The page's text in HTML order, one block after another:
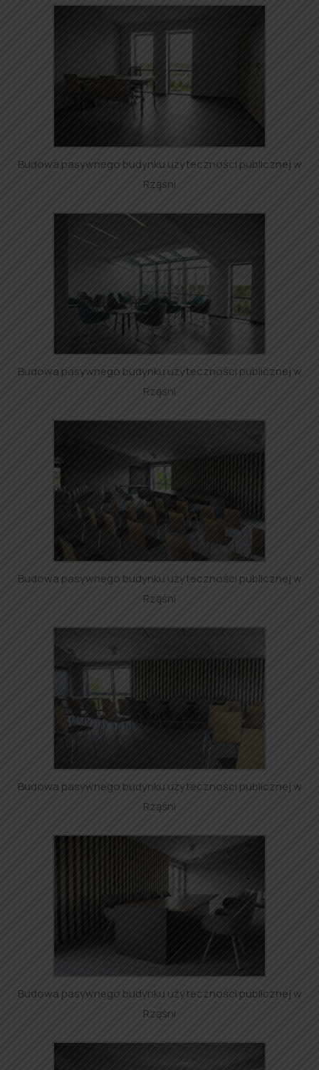
Budowa pasywnego budynku użyteczności publicznej w
Rząśni
Budowa pasywnego budynku użyteczności publicznej w
Rząśni
Budowa pasywnego budynku użyteczności publicznej w
Rząśni
Budowa pasywnego budynku użyteczności publicznej w
Rząśni
Budowa pasywnego budynku użyteczności publicznej w
Rząśni